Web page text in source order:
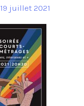
19 juillet 2021